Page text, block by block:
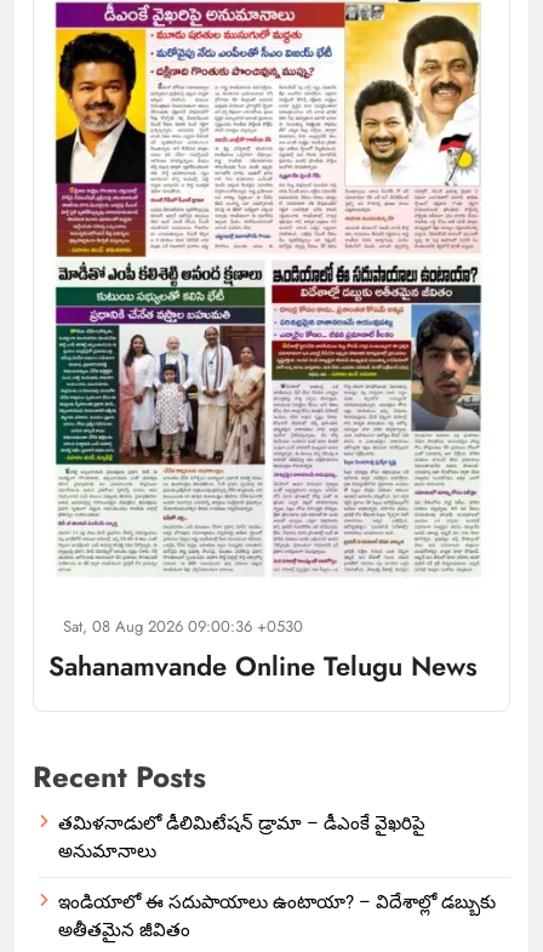
Sat, 08 Aug 2026 09:00:36 +0530
Sahanamvande Online Telugu News
Recent Posts
తమిళనాడులో డీలిమిటేషన్ డ్రామా – డీఎంకే వైఖరిపై
అనుమానాలు
ఇండియాలో‌ ఈ సదుపాయాలు ఉంటాయా? – విదేశాల్లో డబ్బుకు
అతీతమైన జీవితం